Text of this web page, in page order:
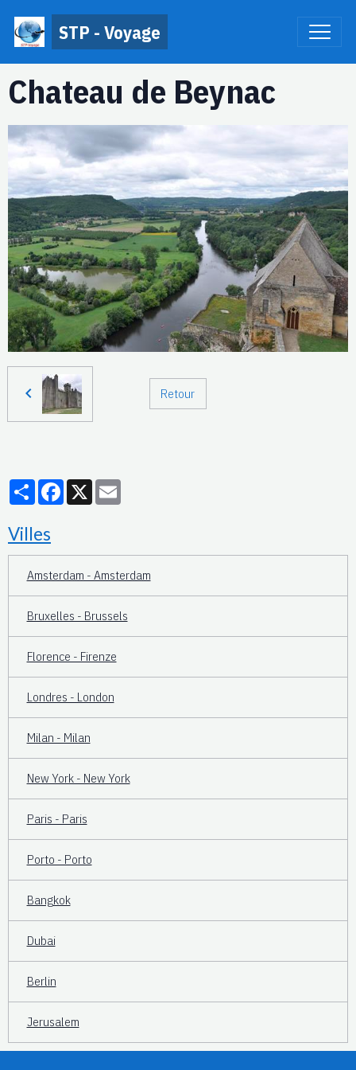
STP - Voyage
Chateau de Beynac
Retour
PartagerFacebook
X
Villes
Amsterdam - Amsterdam
Bruxelles - Brussels
Florence - Firenze
Londres - London
Milan - Milan
New York - New York
Paris - Paris
Porto - Porto
Bangkok
Dubai
Berlin
Jerusalem